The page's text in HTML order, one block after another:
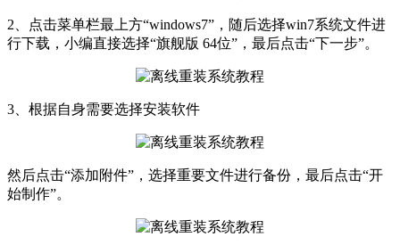
2、点击菜单栏最上方“windows7”，随后选择win7系统文件进
行下载，小编直接选择“旗舰版 64位”，最后点击“下一步”。
3、根据自身需要选择安装软件
然后点击“添加附件”，选择重要文件进行备份，最后点击“开
始制作”。